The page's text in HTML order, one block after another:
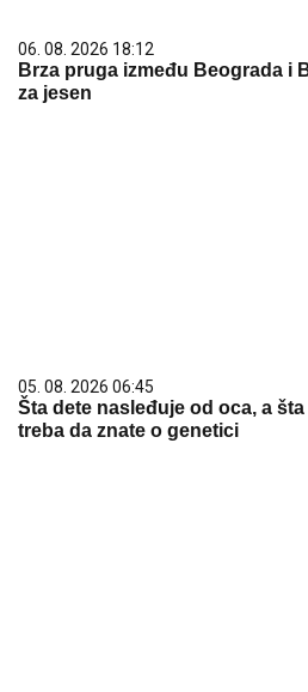
06. 08. 2026 18:12
Brza pruga između Beograda i
za jesen
05. 08. 2026 06:45
Šta dete nasleđuje od oca, a
treba da znate o genetici